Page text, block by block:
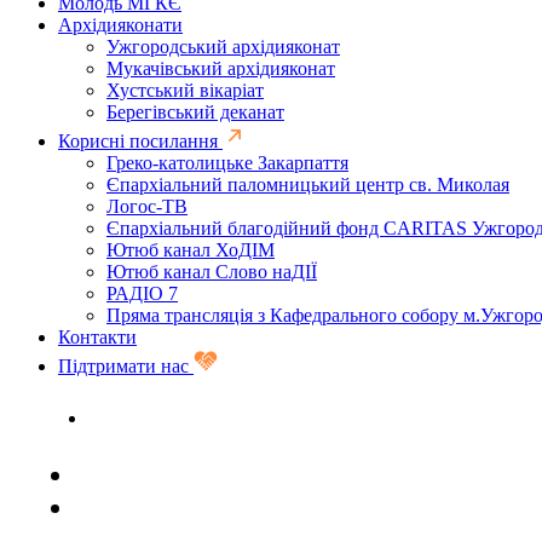
Архідияконати
Ужгородський архідияконат
Мукачівський архідияконат
Хустський вікаріат
Берегівський деканат
Корисні посилання
Греко-католицьке Закарпаття
Єпархіальний паломницький центр св. Миколая
Логос-ТВ
Єпархіальний благодійний фонд CARITAS
Ютюб канал ХоДІМ
Ютюб канал Слово наДІЇ
РАДІО 7
Пряма трансляція з Кафедрального собору
Контакти
Підтримати нас